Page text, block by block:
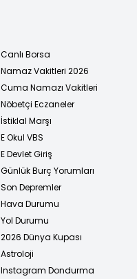
Canlı Borsa
Namaz Vakitleri 2026
Cuma Namazı Vakitleri
Nöbetçi Eczaneler
İstiklal Marşı
E Okul VBS
E Devlet Giriş
Günlük Burç Yorumları
Son Depremler
Hava Durumu
Yol Durumu
2026 Dünya Kupası
Astroloji
Instagram Dondurma